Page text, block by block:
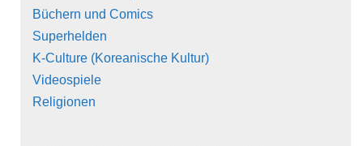
Büchern und Comics
Superhelden
K-Culture (Koreanische Kultur)
Videospiele
Religionen